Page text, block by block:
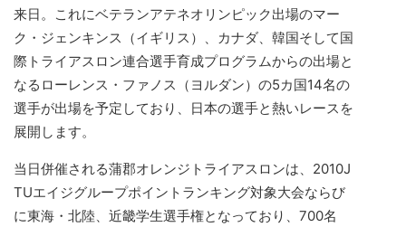
来日。これにベテランアテネオリンピック出場のマー
ク・ジェンキンス（イギリス）、カナダ、韓国そして国
際トライアスロン連合選手育成プログラムからの出場と
なるローレンス・ファノス（ヨルダン）の5カ国14名の
選手が出場を予定しており、日本の選手と熱いレースを
展開します。
当日併催される蒲郡オレンジトライアスロンは、2010J
TUエイジグループポイントランキング対象大会ならび
に東海・北陸、近畿学生選手権となっており、700名